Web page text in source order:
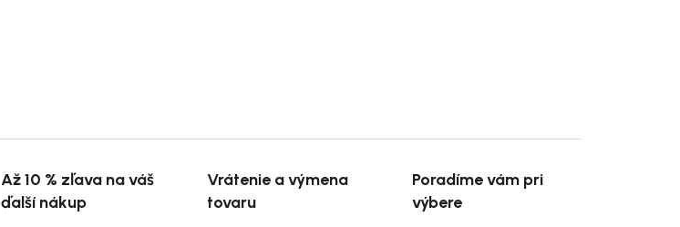
Až 10 % zľava na váš
ďalší nákup
Vrátenie a výmena
tovaru
Poradíme vám pri
výbere